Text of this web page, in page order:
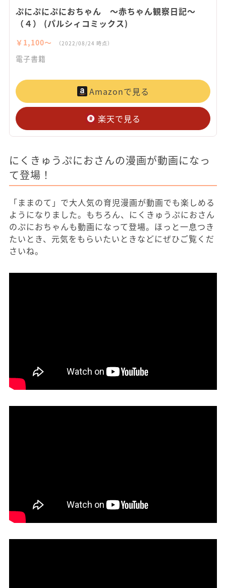
ぷにぷにぷにおちゃん ～赤ちゃん観察日記～
（４） (パルシィコミックス)
￥1,100〜 （2022/08/24 時点）
電子書籍
Amazonで見る
楽天で見る
にくきゅうぷにおさんの漫画が動画になっ
て登場！
「ままのて」で大人気の育児漫画が動画でも楽しめる
ようになりました。もちろん、にくきゅうぷにおさん
のぷにおちゃんも動画になって登場。ほっと一息つき
たいとき、元気をもらいたいときなどにぜひご覧くだ
さいね。